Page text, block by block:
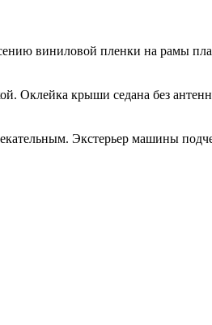
виниловой пленки на рамы
Оклейка крыши седана без
Экстерьер машины